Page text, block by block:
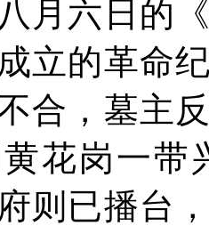
月六日的
立的革命
合，墓主
花岗一带
则已播台